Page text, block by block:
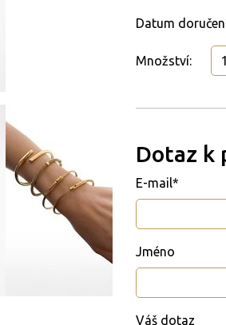
Datum
Množství:
Dotaz k
E-mail*
Jméno
Váš dotaz